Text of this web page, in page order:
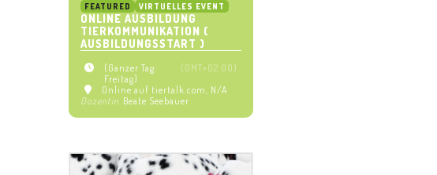
FEATURED VIRTUELLES EVENT
ONLINE AUSBILDUNG
TIERKOMMUNIKATION (
AUSBILDUNGSSTART )
(Ganzer Tag:
Freitag)
(GMT+02:00)
Online auf tiertalk.com , N/A
Dozentin Beate Seebauer